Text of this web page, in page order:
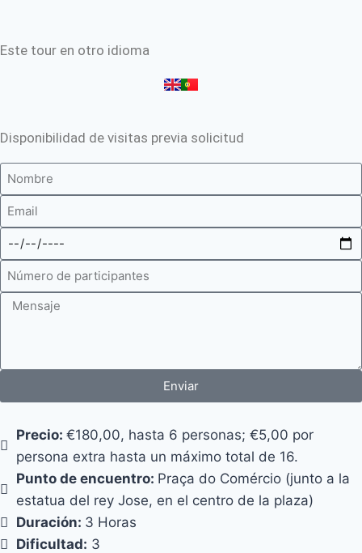
Este tour en otro idioma
Disponibilidad de visitas previa solicitud
Enviar
Precio: €180,00, hasta 6 personas; €5,00 por
persona extra hasta un máximo total de 16.
Punto de encuentro: Praça do Comércio (junto a la
estatua del rey Jose, en el centro de la plaza)
Duración: 3 Horas
Dificultad: 3